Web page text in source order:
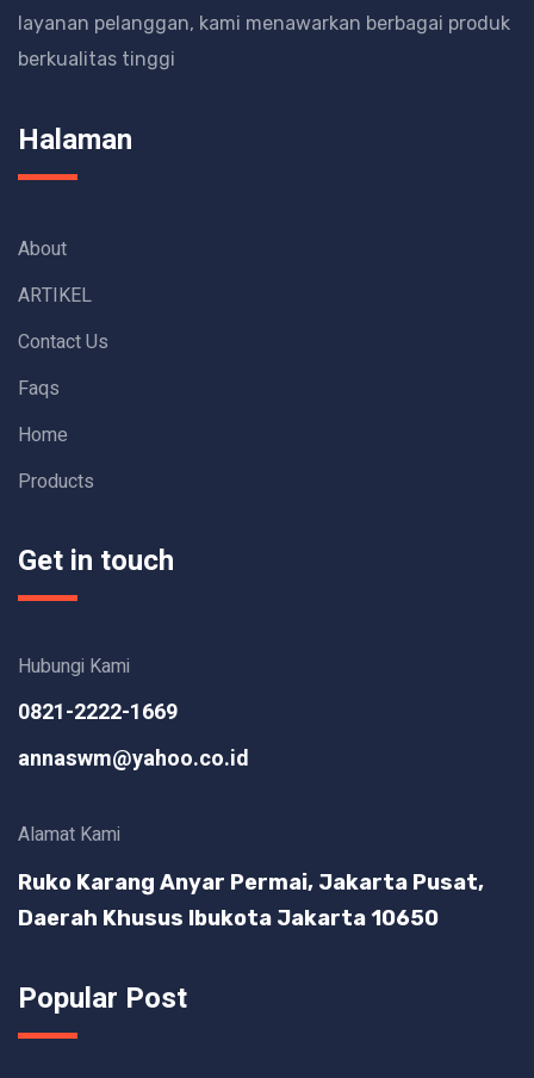
layanan pelanggan, kami menawarkan berbagai produk
berkualitas tinggi
Halaman
About
ARTIKEL
Contact Us
Faqs
Home
Products
Get in touch
Hubungi Kami
0821-2222-1669
annaswm@yahoo.co.id
Alamat Kami
Ruko Karang Anyar Permai, Jakarta Pusat,
Daerah Khusus Ibukota Jakarta 10650
Popular Post